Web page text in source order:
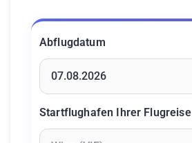
Abflugdatum
Startflughafen Ihrer Flugreise